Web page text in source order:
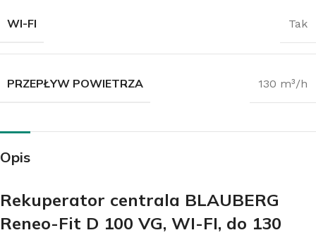
WI-FI Tak
PRZEPŁYW POWIETRZA 130 m³/h
Opis
Rekuperator centrala BLAUBERG
Reneo-Fit D 100 VG, WI-FI, do 130